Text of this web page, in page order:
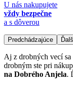
U nás nakupujete
vždy bezpečne
a s dôverou
Predchádzajúce
Aj z drobných vecí
drobným ste pri
na Dobrého Anjela.